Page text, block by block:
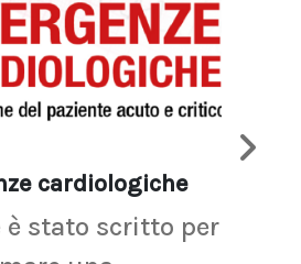
cardiologiche
è stato scritto per